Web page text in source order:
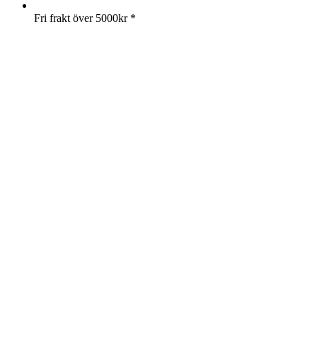
Fri frakt över 5000kr *